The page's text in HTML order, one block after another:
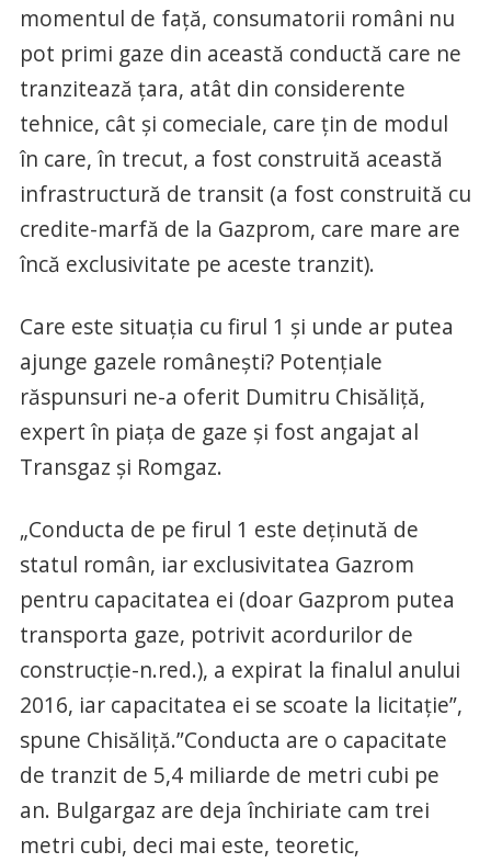
momentul de faţă, consumatorii români nu
pot primi gaze din această conductă care ne
tranzitează ţara, atât din considerente
tehnice, cât şi comeciale, care ţin de modul
în care, în trecut, a fost construită această
infrastructură de transit (a fost construită cu
credite-marfă de la Gazprom, care mare are
încă exclusivitate pe aceste tranzit).
Care este situaţia cu firul 1 şi unde ar putea
ajunge gazele româneşti? Potenţiale
răspunsuri ne-a oferit Dumitru Chisăliţă,
expert în piaţa de gaze şi fost angajat al
Transgaz şi Romgaz.
„Conducta de pe firul 1 este deţinută de
statul român, iar exclusivitatea Gazrom
pentru capacitatea ei (doar Gazprom putea
transporta gaze, potrivit acordurilor de
construcţie-n.red.), a expirat la finalul anului
2016, iar capacitatea ei se scoate la licitaţie”,
spune Chisăliţă.”Conducta are o capacitate
de tranzit de 5,4 miliarde de metri cubi pe
an. Bulgargaz are deja închiriate cam trei
metri cubi, deci mai este, teoretic,